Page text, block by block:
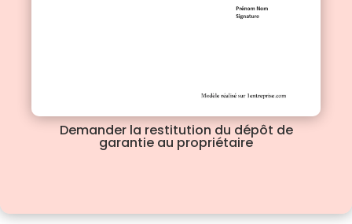
Demander la restitution du dépôt de
garantie au propriétaire